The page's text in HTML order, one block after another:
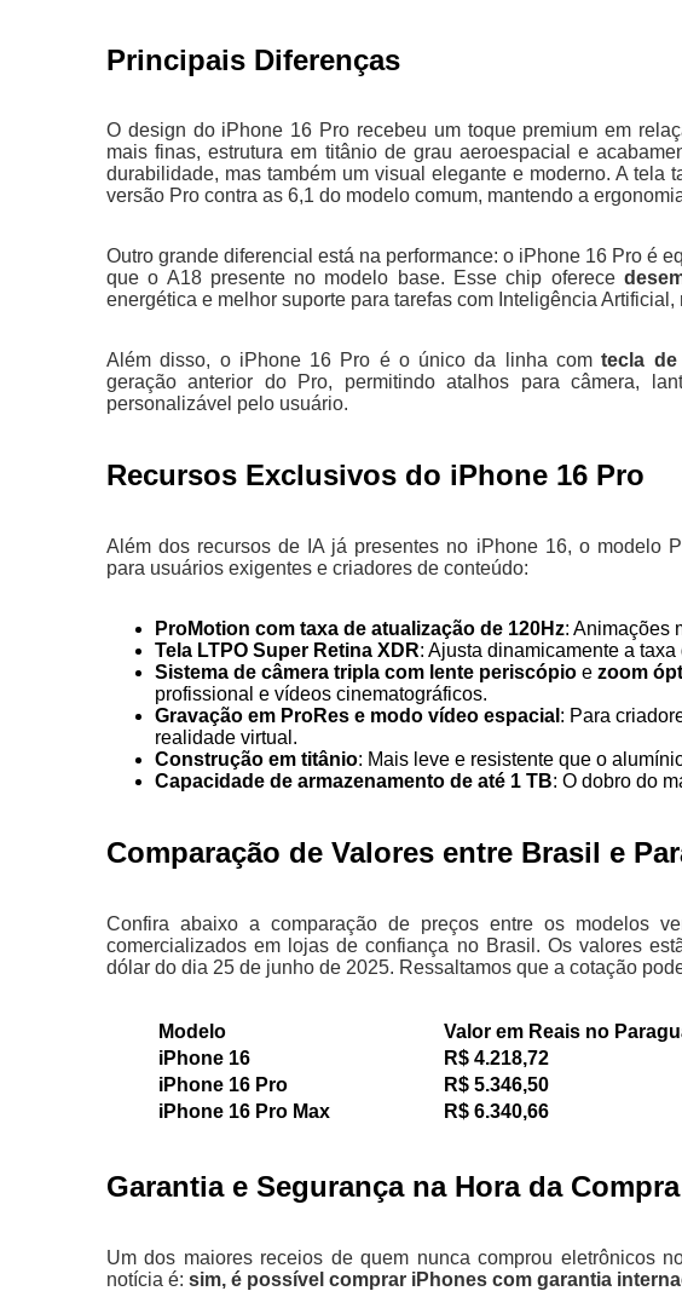
Principais Diferenças
O design do iPhone 16 Pro recebeu um toque premium em
mais finas, estrutura em titânio de grau aeroespacial e
durabilidade, mas também um visual elegante e moderno. A tela
versão Pro contra as 6,1 do modelo comum, mantendo a
Outro grande diferencial está na performance: o iPhone 16 Pro é
que o A18 presente no modelo base. Esse chip oferece
energética e melhor suporte para tarefas com Inteligência
Além disso, o iPhone 16 Pro é o único da linha comtecla de
geração anterior do Pro, permitindo atalhos para câmera,
personalizável pelo usuário.
Recursos Exclusivos do iPhone 16 Pro
Além dos recursos de IA já presentes no iPhone 16, o modelo
para usuários exigentes e criadores de conteúdo:
ProMotion com taxa de atualização de 120Hz: Animações
Tela LTPO Super Retina XDR: Ajusta dinamicamente a
Sistema de câmera tripla com lente periscópio e zoom
profissional e vídeos cinematográficos.
Gravação em ProRes e modo vídeo espacial : Para
realidade virtual.
Construção em titânio: Mais leve e resistente que o
Capacidade de armazenamento de até 1 TB: O dobro do
Comparação de Valores entre Brasil e
Confira abaixo a comparação de preços entre os modelos
comercializados em lojas de confiança no Brasil. Os valores
dólar do dia 25 de junho de 2025. Ressaltamos que a cotação
Modelo Valor em Reais no
iPhone 16
R$ 4.218,72
iPhone 16 Pro
R$ 5.346,50
iPhone 16 Pro Max
R$ 6.340,66
Garantia e Segurança na Hora da Compra
Um dos maiores receios de quem nunca comprou eletrônicos
notícia é: sim, é possível comprar iPhones com garantia